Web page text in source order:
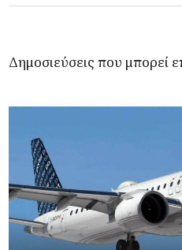
Δημοσιεύσεις που μπορεί